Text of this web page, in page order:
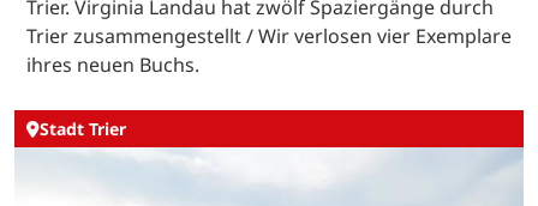
Trier. Virginia Landau hat zwölf Spaziergänge durch
Trier zusammengestellt / Wir verlosen vier Exemplare
ihres neuen Buchs.
Stadt Trier